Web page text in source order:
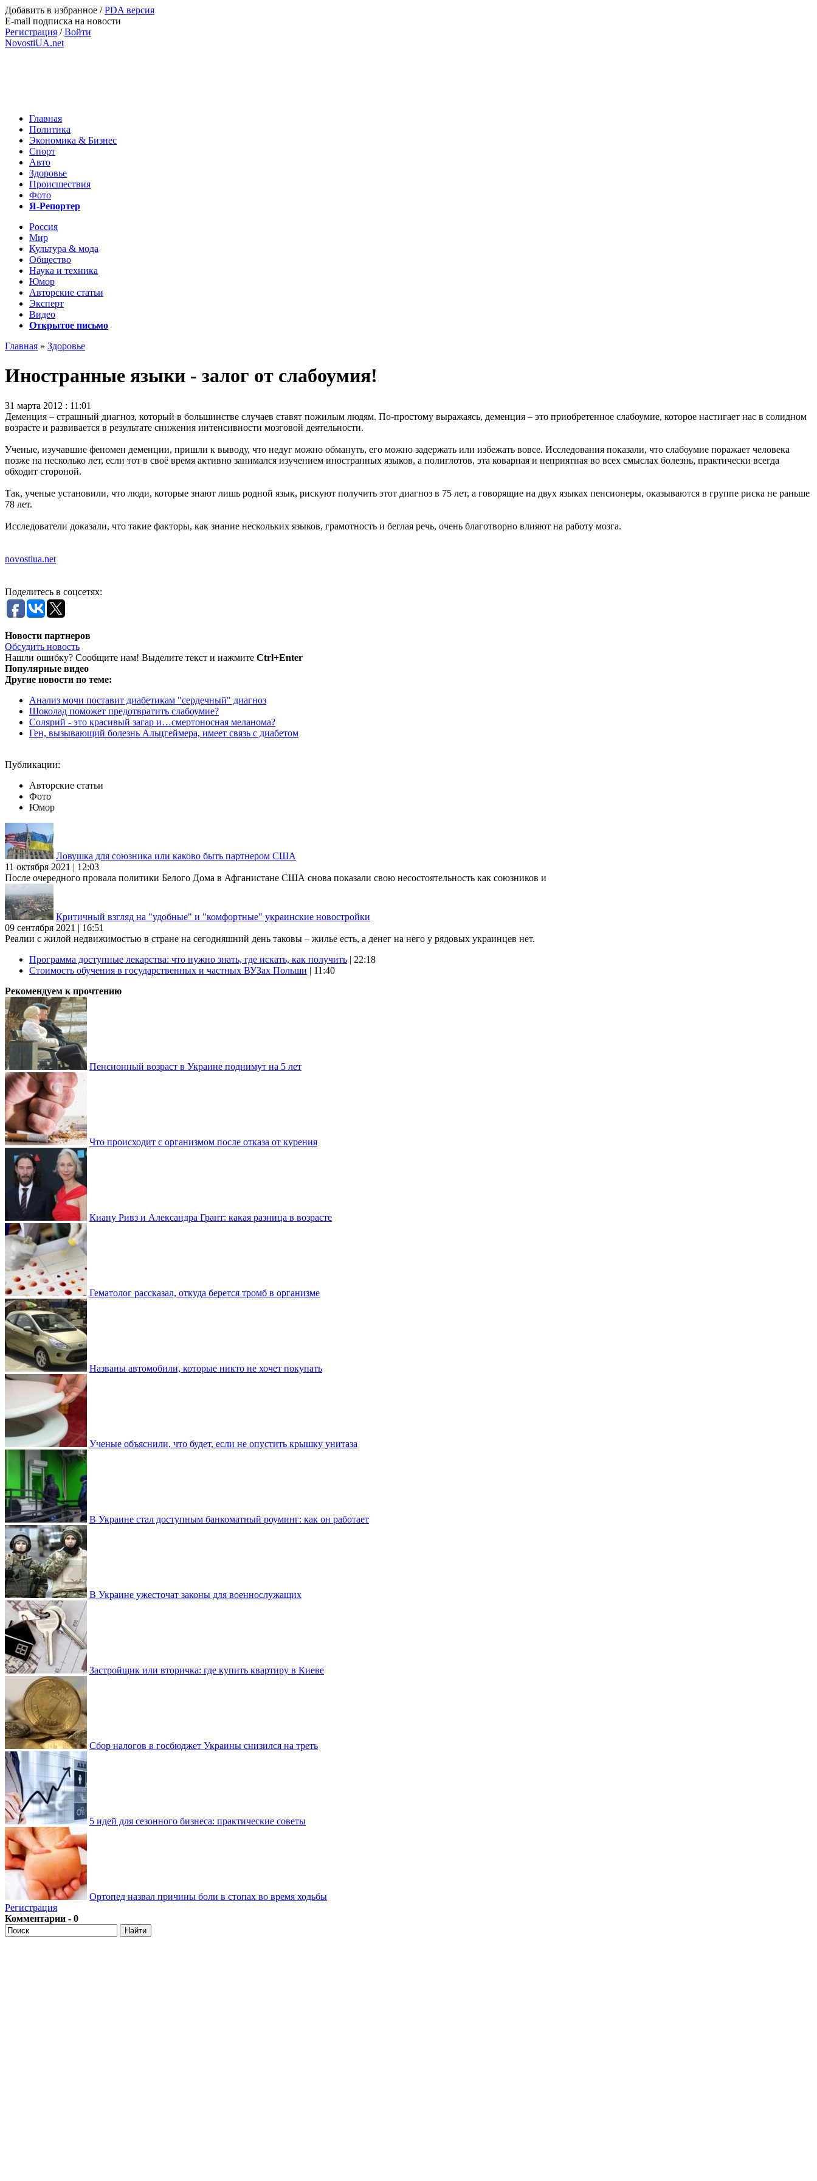
Добавить в избранное /PDA версия
E-mail подписка на новости
Регистрация /Войти
NovostiUA.net
Главная
Политика
Экономика & Бизнес
Спорт
Авто
Здоровье
Происшествия
Фото
Я-Репортер
Россия
Мир
Культура & мода
Общество
Наука и техника
Юмор
Авторские статьи
Эксперт
Видео
Открытое письмо
Главная » Здоровье
Иностранные языки - залог от слабоумия!
31 марта 2012 : 11:01
Деменция – страшный диагноз, который в большинстве случаев ставят пожилым людям. По-простому выражаясь, деменция – это приобретенное слабоумие, которое настигает нас в солидном
возрасте и развивается в результате снижения интенсивности мозговой деятельности.
Ученые, изучавшие феномен деменции, пришли к выводу, что недуг можно обмануть, его можно задержать или избежать вовсе. Исследования показали, что слабоумие поражает человека
позже на несколько лет, если тот в своё время активно занимался изучением иностранных языков, а полиглотов, эта коварная и неприятная во всех смыслах болезнь, практически всегда
обходит стороной.
Так, ученые установили, что люди, которые знают лишь родной язык, рискуют получить этот диагноз в 75 лет, а говорящие на двух языках пенсионеры, оказываются в группе риска не раньше
78 лет.
Исследователи доказали, что такие факторы, как знание нескольких языков, грамотность и беглая речь, очень благотворно влияют на работу мозга.
novostiua.net
Поделитесь в соцсетях:
Новости партнеров
Обсудить новость
Нашли ошибку? Сообщите нам! Выделите текст и нажмите Ctrl+Enter
Популярные видео
Другие новости по теме:
Анализ мочи поставит диабетикам "сердечный" диагноз
Шоколад поможет предотвратить слабоумие?
Солярий - это красивый загар и…смертоносная меланома?
Ген, вызывающий болезнь Альцгеймера, имеет связь с диабетом
Публикации:
Авторские статьи
Фото
Юмор
Ловушка для союзника или каково быть партнером США
11 октября 2021 | 12:03
После очередного провала политики Белого Дома в Афганистане США снова показали свою несостоятельность как союзников и
Критичный взгляд на "удобные" и "комфортные" украинские новостройки
09 сентября 2021 | 16:51
Реалии с жилой недвижимостью в стране на сегодняшний день таковы – жилье есть, а денег на него у рядовых украинцев нет.
Программа доступные лекарства: что нужно знать, где искать, как получить | 22:18
Стоимость обучения в государственных и частных ВУЗах Польши | 11:40
Рекомендуем к прочтению
Пенсионный возраст в Украине поднимут на 5 лет
Что происходит с организмом после отказа от курения
Киану Ривз и Александра Грант: какая разница в возрасте
Гематолог рассказал, откуда берется тромб в организме
Названы автомобили, которые никто не хочет покупать
Ученые объяснили, что будет, если не опустить крышку унитаза
В Украине стал доступным банкоматный роуминг: как он работает
В Украине ужесточат законы для военнослужащих
Застройщик или вторичка: где купить квартиру в Киеве
Сбор налогов в госбюджет Украины снизился на треть
5 идей для сезонного бизнеса: практические советы
Ортопед назвал причины боли в стопах во время ходьбы
Регистрация
Комментарии - 0